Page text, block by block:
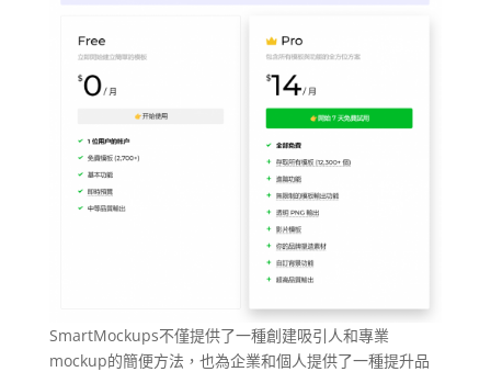
SmartMockups不僅提供了一種創建吸引人和專業
mockup的簡便方法，也為企業和個人提供了一種提升品